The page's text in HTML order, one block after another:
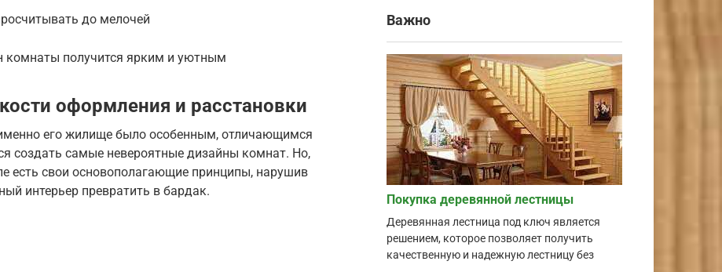
до мелочей
комнаты получится ярким и уютным
оформления и расстановки
его жилище было особенным, отличающимся
создать самые невероятные дизайны комнат. Но,
есть свои основополагающие принципы, нарушив
интерьер превратить в бардак.
Важно
Покупка деревянной лестницы
Деревянная лестница под ключ является
решением, которое позволяет получить
качественную и надежную лестницу без